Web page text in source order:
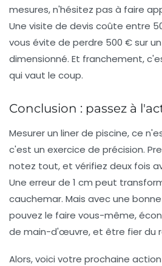
mesures, n'hésitez pas à faire
Une visite de devis coûte entre
vous évite de perdre 500 € sur
dimensionné. Et franchement,
qui vaut le coup.
Conclusion : passez à
Mesurer un liner de piscine, ce
c'est un exercice de précision.
notez tout, et vérifiez deux fois
Une erreur de 1 cm peut
cauchemar. Mais avec une
pouvez le faire vous-même,
de main-d'œuvre, et être fier du
Alors, voici votre prochaine